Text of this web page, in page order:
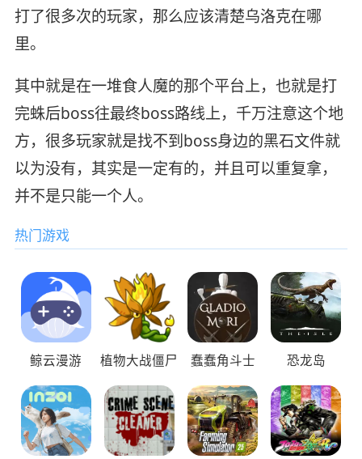
打了很多次的玩家，那么应该清楚乌洛克在哪
里。
其中就是在一堆食人魔的那个平台上，也就是打
完蛛后boss往最终boss路线上，千万注意这个地
方，很多玩家就是找不到boss身边的黑石文件就
以为没有，其实是一定有的，并且可以重复拿，
并不是只能一个人。
热门游戏
鲸云漫游 植物大战僵尸 蠢蠢角斗士 恐龙岛